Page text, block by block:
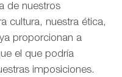
de nuestros
cultura, nuestra ética,
proporcionan a
el que podría
imposiciones.